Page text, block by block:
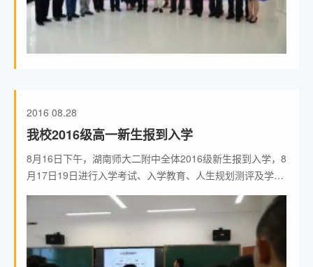
2016 08.28
我校2016级高一新生报到入学
8月16日下午，湖南师大二附中全体2016级新生报到入学，8
月17日19日进行入学考试、入学教育、人生规划测评及学业
规划指导。 一、新生入学教育、人生规划测评 学校聘请了专